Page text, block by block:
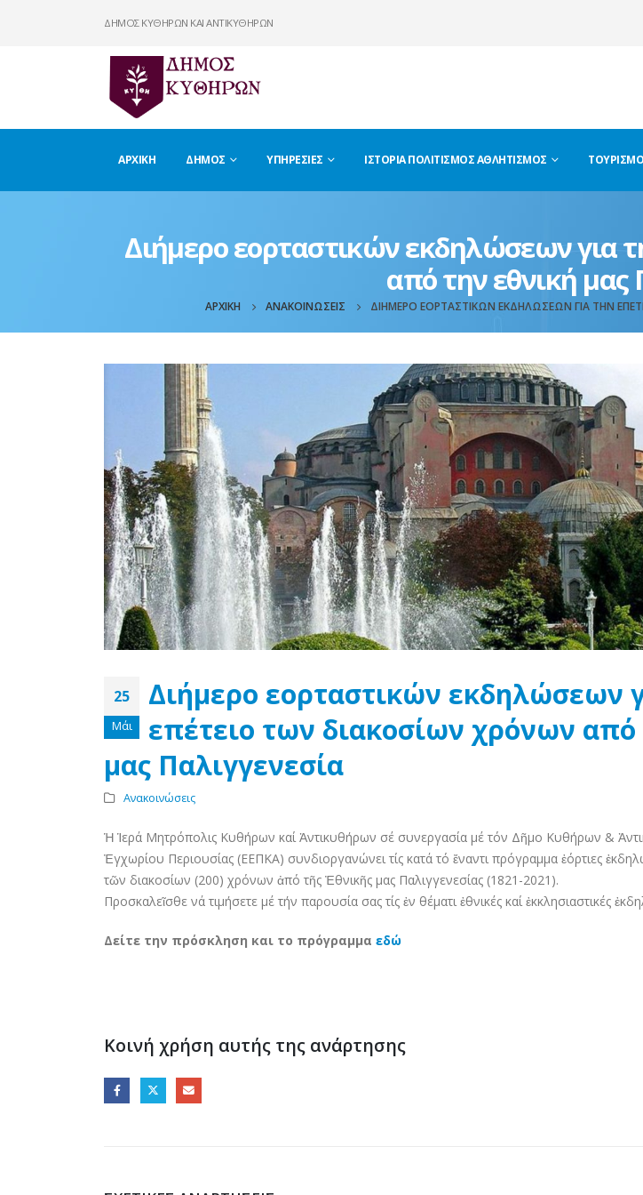
ΔΗΜΟΣ ΚΥΘΗΡΩΝ ΚΑΙ ΑΝΤΙΚΥΘΗΡΩΝ
ΑΡΧΙΚΉ ΔΉΜΟΣ ΥΠΗΡΕΣΊΕΣ ΙΣΤΟΡΊΑ ΠΟΛΙΤΙΣΜΌΣ ΑΘΛΗΤΙΣΜΌΣ
Διήμερο εορταστικών εκδηλώσεων για
από την εθνική μας
ΑΡΧΙΚΉ ΑΝΑΚΟΙΝΏΣΕΙΣ ΔΙΉΜΕΡΟ ΕΟΡΤΑΣΤΙΚΏΝ ΕΚΔΗΛΏΣΕΩΝ ΓΙΑ ΤΗΝ
25
Μάι
Διήμερο εορταστικών εκδηλώσεων
επέτειο των διακοσίων χρόνων από
μας Παλιγγενεσία
Ανακοινώσεις
Ἡ Ἱερά Μητρόπολις Κυθήρων καί Ἀντικυθήρων σέ συνεργασία μέ τόν Δῆμο Κυθήρων &
Ἐγχωρίου Περιουσίας (ΕΕΠΚΑ) συνδιοργανώνει τίς κατά τό ἔναντι πρόγραμμα ἑόρτιες
τῶν διακοσίων (200) χρόνων ἀπό τῆς Ἐθνικῆς μας Παλιγγενεσίας (1821-2021).
Προσκαλεῖσθε νά τιμήσετε μέ τήν παρουσία σας τίς ἐν θέματι ἐθνικές καί ἐκκλησιαστικές
Δείτε την πρόσκληση και το πρόγραμμα εδώ
Κοινή χρήση αυτής της ανάρτησης